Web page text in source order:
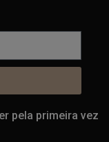
pela primeira vez